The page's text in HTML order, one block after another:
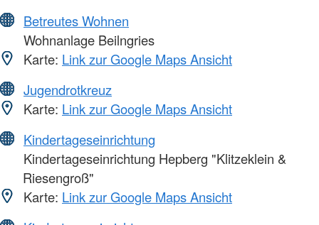
Betreutes Wohnen
Wohnanlage Beilngries
Karte: Link zur Google Maps Ansicht
Jugendrotkreuz
Karte: Link zur Google Maps Ansicht
Kindertageseinrichtung
Kindertageseinrichtung Hepberg "Klitzeklein &
Riesengroß"
Karte: Link zur Google Maps Ansicht